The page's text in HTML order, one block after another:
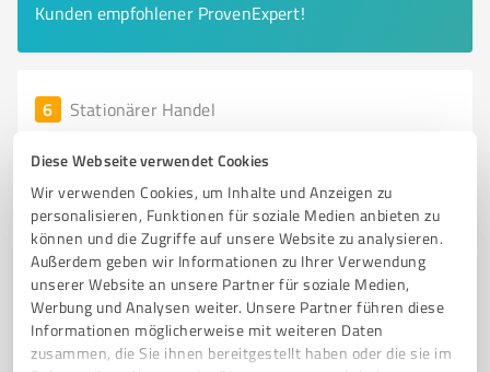
Diese Webseite verwendet Cookies
Wir verwenden Cookies, um Inhalte und Anzeigen zu
personalisieren, Funktionen für soziale Medien anbieten zu
können und die Zugriffe auf unsere Website zu analysieren.
Außerdem geben wir Informationen zu Ihrer Verwendung
unserer Website an unsere Partner für soziale Medien,
Werbung und Analysen weiter. Unsere Partner führen diese
Informationen möglicherweise mit weiteren Daten
zusammen, die Sie ihnen bereitgestellt haben oder die sie im
Kunden empfohlener ProvenExpert!
6 Stationärer Handel
BODENMANUFAKTUR NEUSS GmbH – Ihr Fachhandel
für Bodenbeläge und Anstriche
BODENBELAG ANSTRICH BODENMANUFAKTUR
MALERMANUFAKTUR STATIONÄRER HANDEL
Krefelder Str. 58, 40670 Meerbusch
info@bm-neuss.de www.bodenmanufaktur-neuss.de/